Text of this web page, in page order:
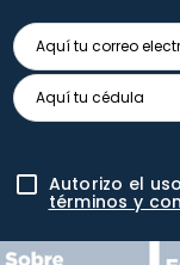
Autorizo el
términos y